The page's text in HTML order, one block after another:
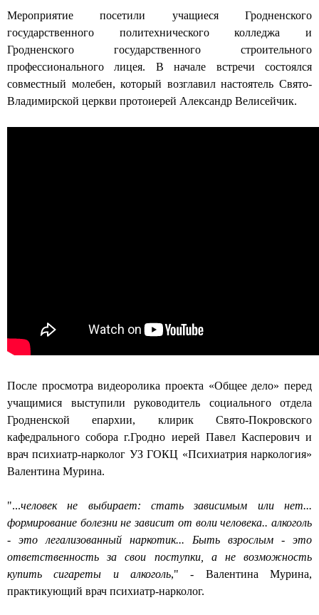
о
б
о
р
д
о
Мероприятие посетили учащиеся Гродненского
государственного политехнического колледжа и
Гродненского государственного строительного
профессионального лицея. В начале встречи состоялся
совместный молебен, который возглавил настоятель Свято-
Владимирской церкви протоиерей Александр Велисейчик.
После просмотра видеоролика проекта «Общее дело» перед
учащимися выступили руководитель социального отдела
Гродненской епархии, клирик Свято-Покровского
кафедрального собора г.Гродно иерей Павел Касперович и
врач психиатр-нарколог УЗ ГОКЦ «Психиатрия наркология»
Валентина Мурина.
"...человек не выбирает: стать зависимым или нет...
формирование болезни не зависит от воли человека.. алкоголь
- это легализованный наркотик... Быть взрослым - это
ответственность за свои поступки, а не возможность
купить сигареты и алкоголь," - Валентина Мурина,
практикующий врач психиатр-нарколог.